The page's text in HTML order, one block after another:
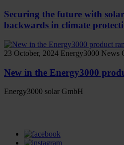
Securing the future with
backwards in climate
23 October, 2024 Energy3000 News
New in the Energy3000
Energy3000 solar GmbH